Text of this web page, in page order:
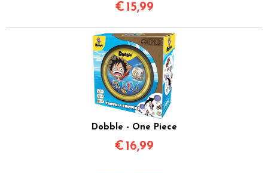
€ 15,99
Dobble - One Piece
€ 16,99